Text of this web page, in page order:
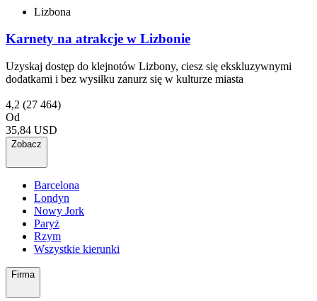
Lizbona
Karnety na atrakcje w Lizbonie
Uzyskaj dostęp do klejnotów Lizbony, ciesz się ekskluzywnymi
dodatkami i bez wysiłku zanurz się w kulturze miasta
4,2 (27 464)
Od
35,84 USD
Zobacz
Barcelona
Londyn
Nowy Jork
Paryż
Rzym
Wszystkie kierunki
Firma